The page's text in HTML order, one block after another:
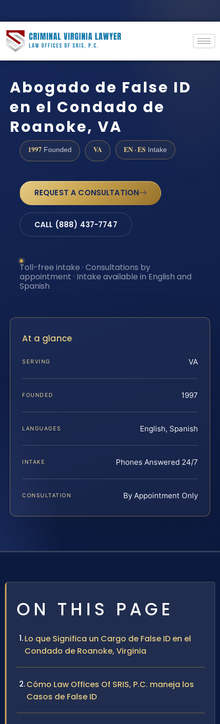
Abogado de False ID
en el Condado de
Roanoke, VA
1997 Founded VA EN · ES Intake
REQUEST A CONSULTATION
CALL (888) 437-7747
Toll-free intake · Consultations by
appointment · Intake available in English and
Spanish
At a glance
SERVING VA
FOUNDED 1997
LANGUAGES English, Spanish
INTAKE Phones Answered 24/7
CONSULTATION By Appointment Only
ON THIS PAGE
Lo que Significa un Cargo de False ID en el
Condado de Roanoke, Virginia
Cómo Law Offices Of SRIS, P.C. maneja los
Casos de False ID